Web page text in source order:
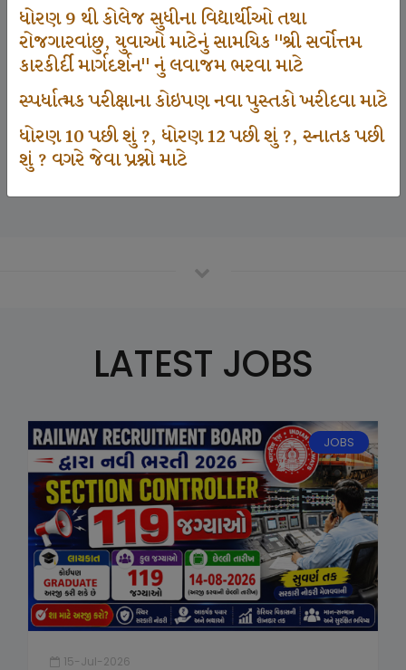
ધોરણ 9 થી કોલેજ સુધીના વિદ્યાર્થીઓ તથા
રોજગારવાંછુ, યુવાઓ માટેનું સામયિક "શ્રી સર્વોત્તમ
કારકીર્દી માર્ગદર્શન" નું લવાજમ ભરવા માટે
સ્પર્ધાત્મક પરીક્ષાના કોઇપણ નવા પુસ્તકો ખરીદવા માટે
ધોરણ 10 પછી શું ?, ધોરણ 12 પછી શું ?, સ્નાતક પછી
શું ? વગરે જેવા પ્રશ્નો માટે
Participate School In GKIQ
125000
LATEST JOBS
JOBS
15-Jul-2026